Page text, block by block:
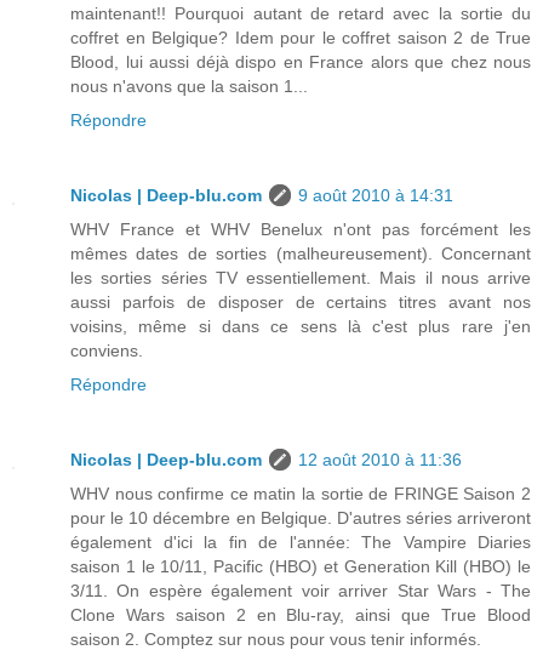
maintenant!! Pourquoi autant de retard avec la sortie du
coffret en Belgique? Idem pour le coffret saison 2 de True
Blood, lui aussi déjà dispo en France alors que chez nous
nous n'avons que la saison 1...
Répondre
Nicolas | Deep-blu.com
9 août 2010 à 14:31
WHV France et WHV Benelux n'ont pas forcément les
mêmes dates de sorties (malheureusement). Concernant
les sorties séries TV essentiellement. Mais il nous arrive
aussi parfois de disposer de certains titres avant nos
voisins, même si dans ce sens là c'est plus rare j'en
conviens.
Répondre
Nicolas | Deep-blu.com
12 août 2010 à 11:36
WHV nous confirme ce matin la sortie de FRINGE Saison 2
pour le 10 décembre en Belgique. D'autres séries arriveront
également d'ici la fin de l'année: The Vampire Diaries
saison 1 le 10/11, Pacific (HBO) et Generation Kill (HBO) le
3/11. On espère également voir arriver Star Wars - The
Clone Wars saison 2 en Blu-ray, ainsi que True Blood
saison 2. Comptez sur nous pour vous tenir informés.